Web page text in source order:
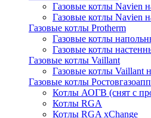
Газовые котлы Navien
Газовые котлы Navien
Газовые котлы Protherm
Газовые котлы
Газовые котлы
Газовые котлы Vaillant
Газовые котлы Vaillant
Газовые котлы
Котлы АОГВ (снят с
Котлы RGA
Котлы RGA xChange